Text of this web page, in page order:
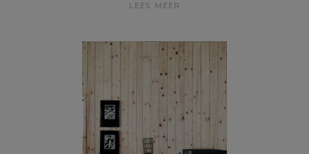
LEES MEER